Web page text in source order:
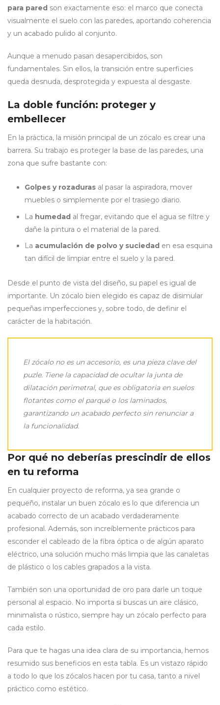
para pared son exactamente eso: el marco que conecta
visualmente el suelo con las paredes, aportando coherencia
y un acabado pulido al conjunto.
Aunque a menudo pasan desapercibidos, son
fundamentales. Sin ellos, la transición entre superficies
queda desnuda, desprotegida y expuesta al desgaste.
La doble función: proteger y
embellecer
En la práctica, la misión principal de un zócalo es crear una
barrera. Su trabajo es proteger la base de las paredes, una
zona que sufre bastante con:
Golpes y rozaduras al pasar la aspiradora, mover
muebles o simplemente por el trasiego diario.
La humedad al fregar, evitando que el agua se filtre y
dañe la pintura o el material de la pared.
La acumulación de polvo y suciedad en esa esquina
tan difícil de limpiar entre el suelo y la pared.
Desde el punto de vista del diseño, su papel es igual de
importante. Un zócalo bien elegido es capaz de disimular
pequeñas imperfecciones y, sobre todo, de definir el
carácter de la habitación.
El zócalo no es un accesorio, es una pieza clave del
puzle. Tiene la capacidad de ocultar la junta de
dilatación perimetral, que es obligatoria en suelos
flotantes como el parqué o los laminados,
garantizando un acabado perfecto sin renunciar a
la funcionalidad.
Por qué no deberías prescindir de ellos
en tu reforma
En cualquier proyecto de reforma, ya sea grande o
pequeño, instalar un buen zócalo es lo que diferencia un
acabado correcto de un acabado verdaderamente
profesional. Además, son increíblemente prácticos para
esconder el cableado de la fibra óptica o de algún aparato
eléctrico, una solución mucho más limpia que las canaletas
de plástico o los cables grapados a la vista.
También son una oportunidad de oro para darle un toque
personal al espacio. No importa si buscas un aire clásico,
minimalista o rústico, siempre hay un zócalo perfecto para
cada estilo.
Para que te hagas una idea clara de su importancia, hemos
resumido sus beneficios en esta tabla. Es un vistazo rápido
a todo lo que los zócalos hacen por tu casa, tanto a nivel
práctico como estético.